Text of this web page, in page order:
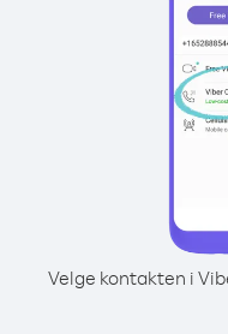
Velge kontakten i